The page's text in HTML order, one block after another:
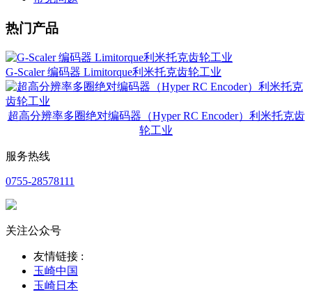
热门产品
G-Scaler 编码器 Limitorque利米托克齿轮工业
超高分辨率多圈绝对编码器（Hyper RC Encoder）利米托克齿
轮工业
服务热线
0755-28578111
关注公众号
友情链接 :
玉崎中国
玉崎日本